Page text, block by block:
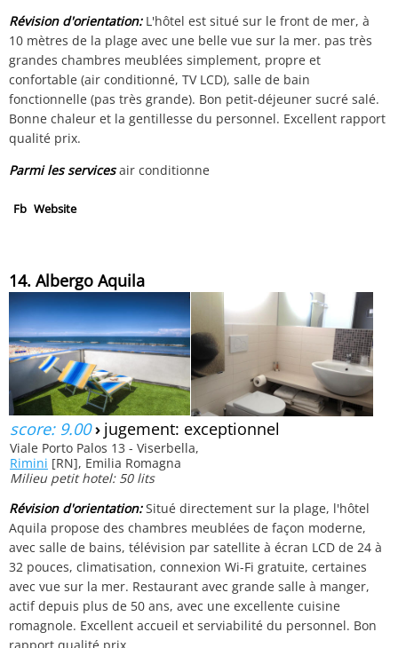
Révision d'orientation:L'hôtel est situé sur le front de mer, à
10 mètres de la plage avec une belle vue sur la mer. pas très
grandes chambres meublées simplement, propre et
confortable (air conditionné, TV LCD), salle de bain
fonctionnelle (pas très grande). Bon petit-déjeuner sucré salé.
Bonne chaleur et la gentillesse du personnel. Excellent rapport
qualité prix.
Parmi les servicesair conditionne
Fb Website
14. Albergo Aquila
score: 9.00› jugement: exceptionnel
Viale Porto Palos 13 - Viserbella,
Rimini [RN], Emilia Romagna
Milieu petit hotel: 50 lits
Révision d'orientation:Situé directement sur la plage, l'hôtel
Aquila propose des chambres meublées de façon moderne,
avec salle de bains, télévision par satellite à écran LCD de 24 à
32 pouces, climatisation, connexion Wi-Fi gratuite, certaines
avec vue sur la mer. Restaurant avec grande salle à manger,
actif depuis plus de 50 ans, avec une excellente cuisine
romagnole. Excellent accueil et serviabilité du personnel. Bon